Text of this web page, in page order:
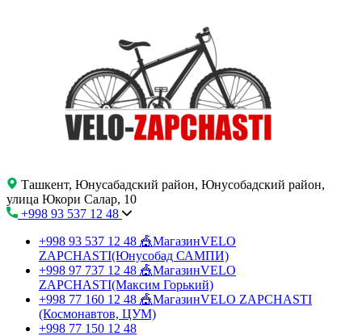
Ташкент, Юнусабадский район, Юнусобадский район,
улица Юкори Салар, 10
+998 93 537 12 48
+998 93 537 12 48 🎪МагазинVELO
ZAPCHASTI(Юнусобад САМПИ)
+998 97 737 12 48 🎪МагазинVELO
ZAPCHASTI(Максим Горький)
+998 77 160 12 48 🎪МагазинVELO ZAPCHASTI
(Космонавтов, ЦУМ)
+998 77 150 12 48